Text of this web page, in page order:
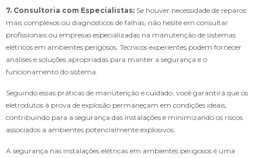
7. Consultoria com Especialistas: Se houver necessidade de reparos
mais complexos ou diagnósticos de falhas, não hesite em consultar
profissionais ou empresas especializadas na manutenção de sistemas
elétricos em ambientes perigosos. Técnicos experientes podem fornecer
análises e soluções apropriadas para manter a segurança e o
funcionamento do sistema.
Seguindo essas práticas de manutenção e cuidado, você garantirá que os
eletrodutos à prova de explosão permaneçam em condições ideais,
contribuindo para a segurança das instalações e minimizando os riscos
associados a ambientes potencialmente explosivos.
A segurança nas instalações elétricas em ambientes perigosos é uma